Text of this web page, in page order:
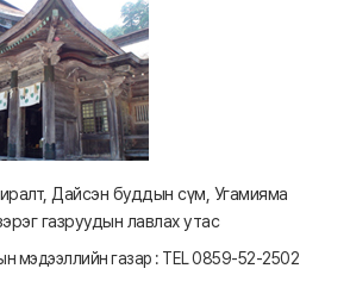
Дайсэн буддын сүм, Угамияма
газруудын лавлах утас
мэдээллийн газар : TEL 0859-52-2502